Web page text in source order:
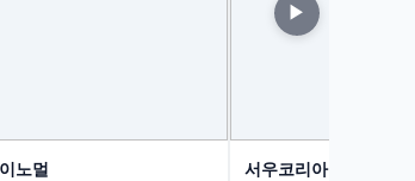
노멀 서우코리아
▶